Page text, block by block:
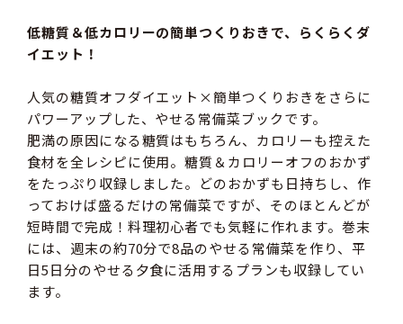
低糖質＆低カロリーの簡単つくりおきで、らくらくダ
イエット！
人気の糖質オフダイエット×簡単つくりおきをさらに
パワーアップした、やせる常備菜ブックです。
肥満の原因になる糖質はもちろん、カロリーも控えた
食材を全レシピに使用。糖質＆カロリーオフのおかず
をたっぷり収録しました。どのおかずも日持ちし、作
っておけば盛るだけの常備菜ですが、そのほとんどが
短時間で完成！料理初心者でも気軽に作れます。巻末
には、週末の約70分で8品のやせる常備菜を作り、平
日5日分のやせる夕食に活用するプランも収録してい
ます。